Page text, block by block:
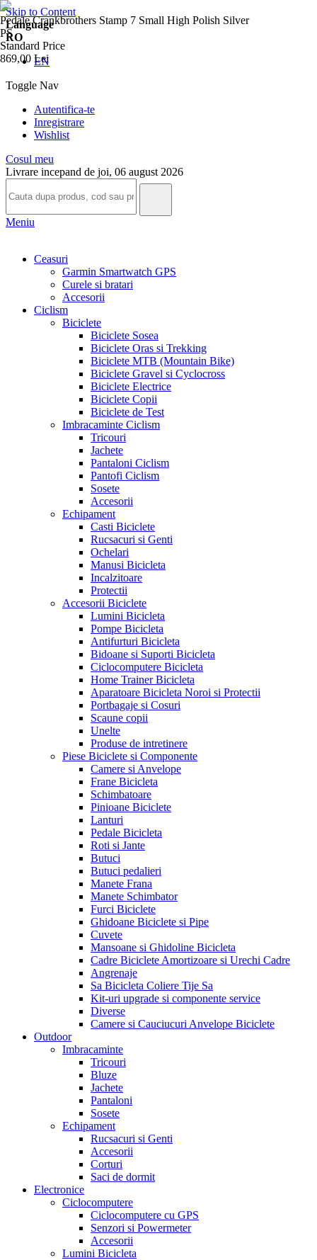
Skip to Content
Language
RO
EN
Toggle Nav
Autentifica-te
Inregistrare
Wishlist
Cosul meu
Livrare incepand de joi, 06 august 2026
Meniu
Ceasuri
Garmin Smartwatch GPS
Curele si bratari
Accesorii
Ciclism
Biciclete
Biciclete Sosea
Biciclete Oras si Trekking
Biciclete MTB (Mountain Bike)
Biciclete Gravel si Cyclocross
Biciclete Electrice
Biciclete Copii
Biciclete de Test
Imbracaminte Ciclism
Tricouri
Jachete
Pantaloni Ciclism
Pantofi Ciclism
Sosete
Accesorii
Echipament
Casti Biciclete
Rucsacuri si Genti
Ochelari
Manusi Bicicleta
Incalzitoare
Protectii
Accesorii Biciclete
Lumini Bicicleta
Pompe Bicicleta
Antifurturi Bicicleta
Bidoane si Suporti Bicicleta
Ciclocomputere Bicicleta
Home Trainer Bicicleta
Aparatoare Bicicleta Noroi si Protectii
Portbagaje si Cosuri
Scaune copii
Unelte
Produse de intretinere
Piese Biciclete si Componente
Camere si Anvelope
Frane Bicicleta
Schimbatoare
Pinioane Biciclete
Lanturi
Pedale Bicicleta
Roti si Jante
Butuci
Butuci pedalieri
Manete Frana
Manete Schimbator
Furci Biciclete
Ghidoane Biciclete si Pipe
Cuvete
Mansoane si Ghidoline Bicicleta
Cadre Biciclete Amortizoare si Urechi Cadre
Angrenaje
Sa Bicicleta Coliere Tije Sa
Kit-uri upgrade si componente service
Diverse
Camere si Cauciucuri Anvelope Biciclete
Outdoor
Imbracaminte
Tricouri
Bluze
Jachete
Pantaloni
Sosete
Echipament
Rucsacuri si Genti
Accesorii
Corturi
Saci de dormit
Electronice
Ciclocomputere
Ciclocomputere cu GPS
Senzori si Powermeter
Accesorii
Lumini Bicicleta
Pedale Crankbrothers Stamp 7 Small High Polish Silver
PS
Standard Price
869,00 Lei